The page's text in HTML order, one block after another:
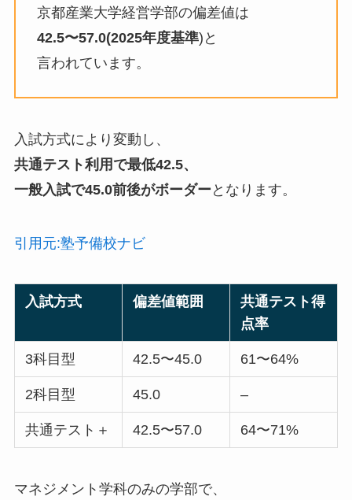
京都産業大学経営学部の偏差値は
42.5〜57.0(2025年度基準)と
言われています。
入試方式により変動し、
共通テスト利用で最低42.5、
一般入試で45.0前後がボーダー となります。
引用元:塾予備校ナビ
入試方式 偏差値範囲
共通テスト得
点率
3科目型 42.5〜45.0 61〜64%
2科目型 45.0 –
共通テスト＋ 42.5〜57.0 64〜71%
マネジメント学科のみの学部で、